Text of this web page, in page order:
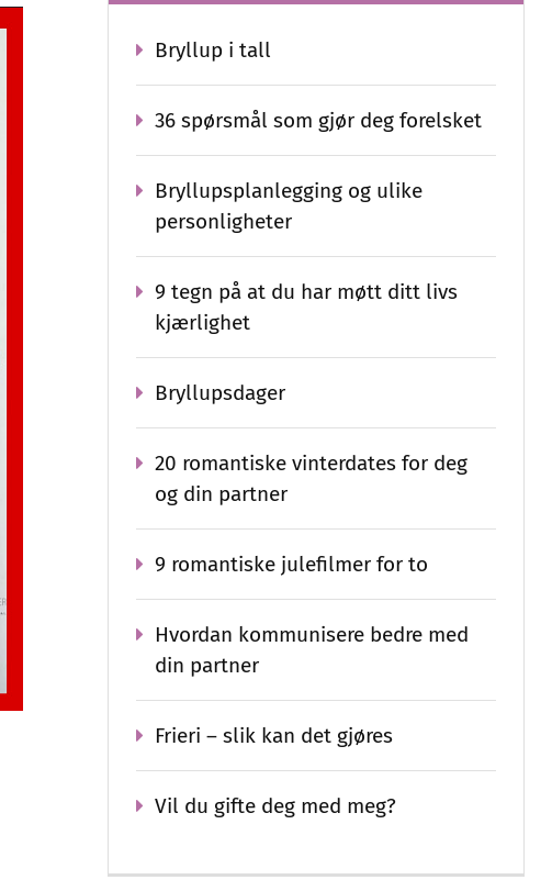
Bryllup i tall
36 spørsmål som gjør deg forelsket
Bryllupsplanlegging og ulike
personligheter
9 tegn på at du har møtt ditt livs
kjærlighet
Bryllupsdager
20 romantiske vinterdates for deg
og din partner
9 romantiske julefilmer for to
Hvordan kommunisere bedre med
din partner
Frieri – slik kan det gjøres
Vil du gifte deg med meg?